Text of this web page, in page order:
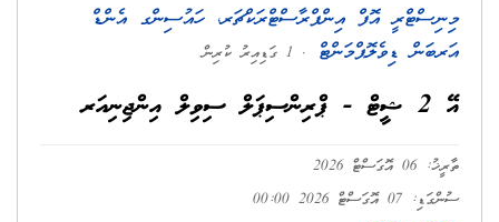
މިނިސްޓްރީ އޮފް އިންފްރާސްޓްރަކްޗަރ، ހައުސިންގ އެންޑް
އަރބަން ޑިވެލޮޕްމަންޓް
. 1 ގަޑިއިރު ކުރިން
އޭ 2 ޝީޓް - ޕްރިންސިޕަލް ސިވިލް އިންޖިނިއަރ
ތާރީޚު: 06 އޮގަސްޓް 2026
ސުންގަޑި: 07 އޮގަސްޓް 2026 00:00